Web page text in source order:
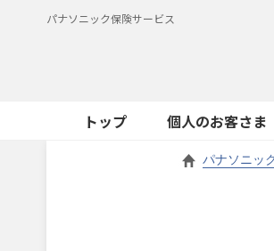
パナソニック保険サービス
トップ 個人のお客さま
パナソニッ